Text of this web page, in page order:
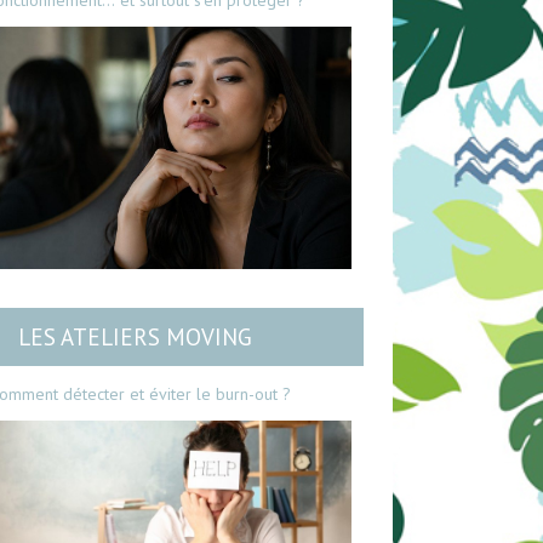
LES ATELIERS MOVING
détecter et éviter le burn-out ?